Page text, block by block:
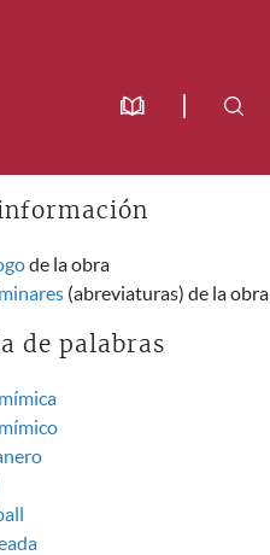
de la obra
(abreviaturas) de la obra
de palabras